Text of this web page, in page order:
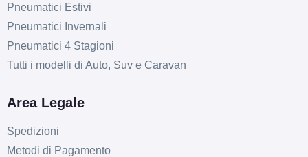
Pneumatici Estivi
Pneumatici Invernali
Pneumatici 4 Stagioni
Tutti i modelli di Auto, Suv e Caravan
Area Legale
Spedizioni
Metodi di Pagamento